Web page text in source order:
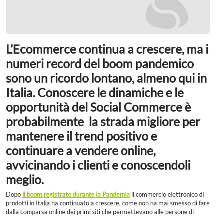
L’Ecommerce continua a crescere, ma i
numeri record del boom pandemico
sono un ricordo lontano, almeno qui in
Italia. Conoscere le dinamiche e le
opportunità del Social Commerce è
probabilmente la strada migliore per
mantenere il trend positivo e
continuare a vendere online,
avvicinando i clienti e conoscendoli
meglio.
Dopo il boom registrato durante la Pandemia il commercio elettronico di
prodotti in Italia ha continuato a crescere, come non ha mai smesso di fare
dalla comparsa online dei primi siti che permettevano alle persone di